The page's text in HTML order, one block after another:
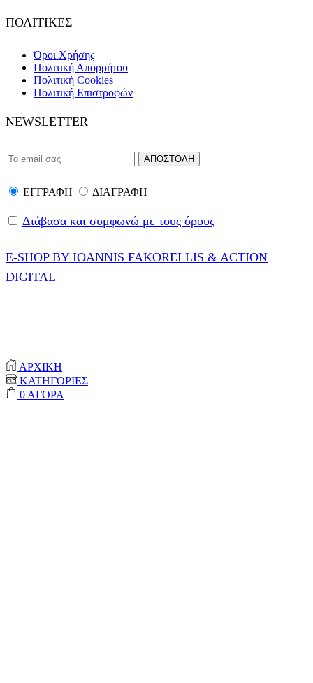
ΠΟΛΙΤΙΚΕΣ
Όροι Χρήσης
Πολιτική Απορρήτου
Πολιτική Cookies
Πολιτική Επιστροφών
NEWSLETTER
ΕΓΓΡΑΦΗ ΔΙΑΓΡΑΦΗ
Διάβασα και συμφωνώ με τους όρους
E-SHOP BY IOANNIS FAKORELLIS & ACTION
DIGITAL
ΑΡΧΙΚΗ
ΚΑΤΗΓΟΡΙΕΣ
0 ΑΓΟΡΑ